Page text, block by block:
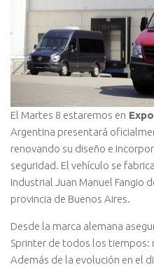
El Martes 8 estaremos en
Argentina presentará
renovando su diseño e
seguridad. El vehículo se
Industrial Juan Manuel Fangio
provincia de Buenos Aires.
Desde la marca alemana
Sprinter de todos los tiempos:
Además de la evolución en el